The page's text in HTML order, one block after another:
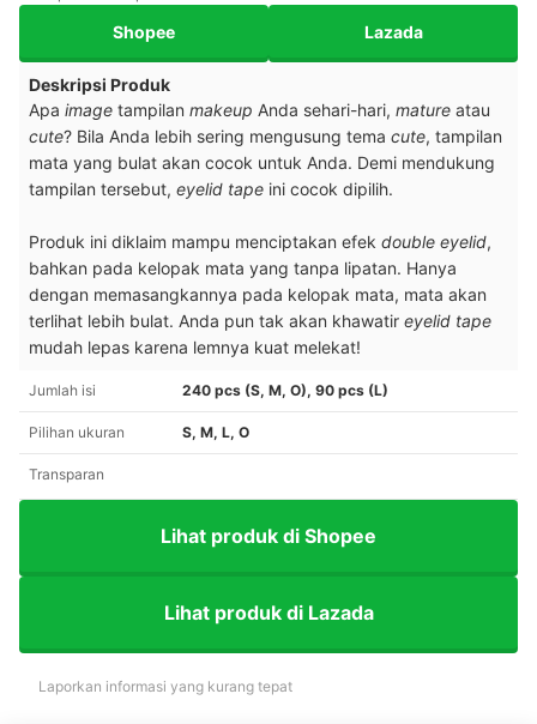
Shopee Lazada
Deskripsi Produk
Apa image tampilan makeup Anda sehari-hari, mature atau
cute? Bila Anda lebih sering mengusung tema cute, tampilan
mata yang bulat akan cocok untuk Anda. Demi mendukung
tampilan tersebut, eyelid tape ini cocok dipilih.
Produk ini diklaim mampu menciptakan efek double eyelid,
bahkan pada kelopak mata yang tanpa lipatan. Hanya
dengan memasangkannya pada kelopak mata, mata akan
terlihat lebih bulat. Anda pun tak akan khawatir eyelid tape
mudah lepas karena lemnya kuat melekat!
Jumlah isi 240 pcs (S, M, O), 90 pcs (L)
Pilihan ukuran S, M, L, O
Transparan
Lihat produk di Shopee
Lihat produk di Lazada
Laporkan informasi yang kurang tepat